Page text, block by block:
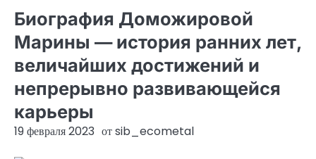
Биография Доможировой
Марины — история ранних лет,
величайших достижений и
непрерывно развивающейся
карьеры
19 февраля 2023 отsib_ecometal